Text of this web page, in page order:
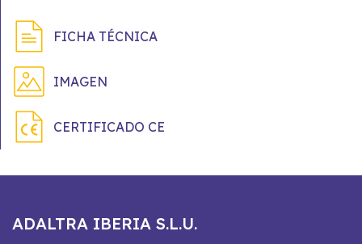
FICHA TÉCNICA
IMAGEN
CERTIFICADO CE
ADALTRA IBERIA S.L.U.